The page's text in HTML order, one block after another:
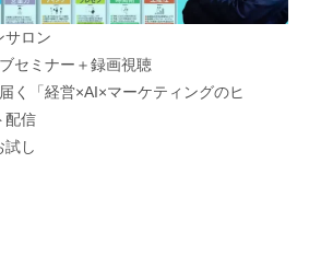
サロン
セミナー＋録画視聴
く「経営×AI×マーケティングのヒ
配信
し